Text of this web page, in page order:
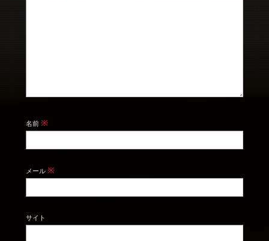
名前 ※
メール ※
サイト